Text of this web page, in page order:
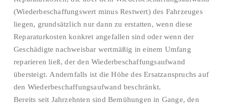
(Wiederbeschaffungswert minus Restwert) des Fahrzeuges
liegen, grundsätzlich nur dann zu erstatten, wenn diese
Reparaturkosten konkret angefallen sind oder wenn der
Geschädigte nachweisbar wertmäßig in einem Umfang
reparieren ließ, der den Wiederbeschaffungsaufwand
übersteigt. Andernfalls ist die Höhe des Ersatzanspruchs auf
den Wiederbeschaffungsaufwand beschränkt.
Bereits seit Jahrzehnten sind Bemühungen in Gange, den